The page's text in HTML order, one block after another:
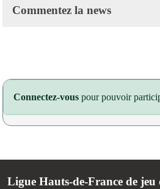
Commentez la news
Connectez-vous pour pouvoir
Ligue Hauts-de-France de jeu